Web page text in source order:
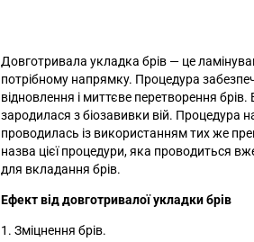
Довготривала укладка брів — це
потрібному напрямку. Процедура
відновлення і миттєве перетворення
зародилася з біозавивки вій. Процедура
проводилась із використанням тих же
назва цієї процедури, яка проводиться
для вкладання брів.
Ефект від довготривалої укладки брів
1. Зміцнення брів.